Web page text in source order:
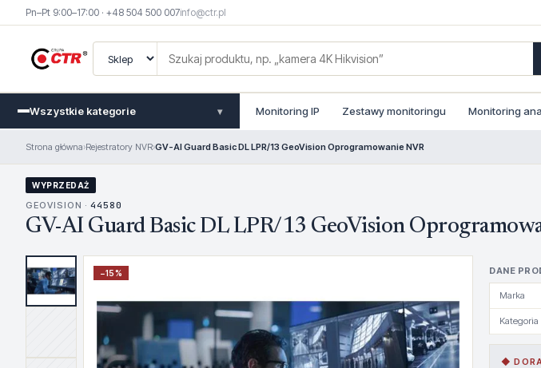
Pn–Pt 9:00–17:00 · +48 504 500 007info@ctr.pl
Wszystkie kategorie ▾ Monitoring IP Zestawy monitoringu Monitoring
Strona główna›Rejestratory NVR›GV-AI Guard Basic DL LPR/13 GeoVision Oprogramowanie NVR
WYPRZEDAŻ
GEOVISION · 44580
GV-AI Guard Basic DL LPR/13 GeoVision
−15% DANE
Marka
Kategoria
◆